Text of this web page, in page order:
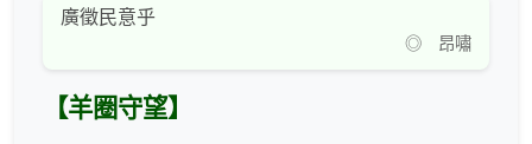
廣徵民意乎
◎ 昂嘯
【羊圈守望】